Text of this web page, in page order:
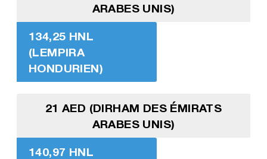
ARABES UNIS)
134,25 HNL
(LEMPIRA
HONDURIEN)
21 AED (DIRHAM DES ÉMIRATS
ARABES UNIS)
140,97 HNL